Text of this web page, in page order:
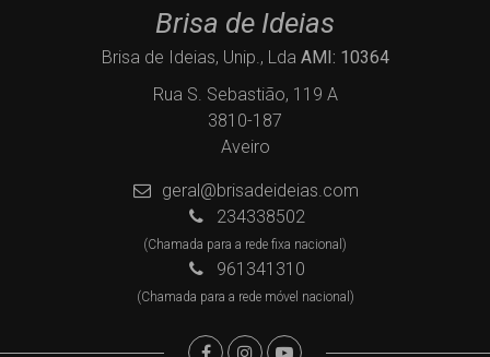
Brisa de Ideias
Brisa de Ideias, Unip., Lda AMI: 10364
Rua S. Sebastião, 119 A
3810-187
Aveiro
geral@brisadeideias.com
234338502
(Chamada para a rede fixa nacional)
961341310
(Chamada para a rede móvel nacional)